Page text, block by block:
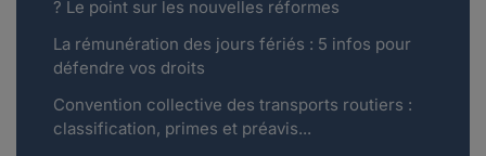
? Le point sur les nouvelles réformes
La rémunération des jours fériés : 5 infos pour
défendre vos droits
Convention collective des transports routiers :
classification, primes et préavis...